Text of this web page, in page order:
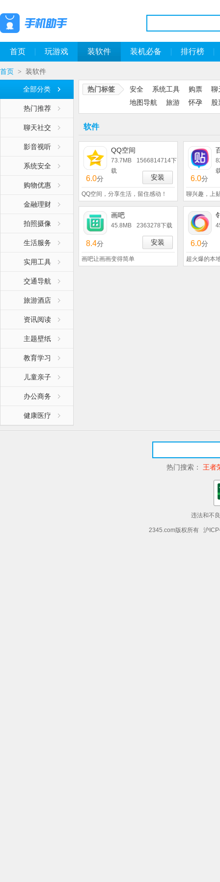
首页 玩游戏 装软件 装机必备 排行榜
首页 > 装软件
全部分类
热门推荐
聊天社交
影音视听
系统安全
购物优惠
金融理财
拍照摄像
生活服务
实用工具
交通导航
旅游酒店
资讯阅读
主题壁纸
教育学习
儿童亲子
办公商务
健康医疗
热门标签 安全 系统工具 购票
聊
地图导航
旅游 怀孕
软件
QQ空间
73.7MB
1566814714下
载
6.0分 安装
QQ空间，分享生活，留住感动！
6.0分
聊兴趣，上
画吧
45.8MB 2363278下载
8.4分 安装
画吧让画画变得简单
6.0分
超火爆的本
热门搜索： 王者
违法和不
2345.com版权所有 沪